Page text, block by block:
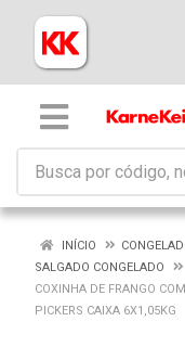
INÍCIO
SALGADO CONGELADO
COXINHA DE FRANGO
PICKERS CAIXA 6X1,05KG